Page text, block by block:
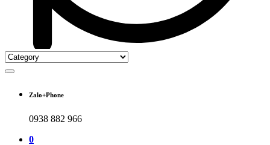
Zalo+Phone
0938 882 966
0